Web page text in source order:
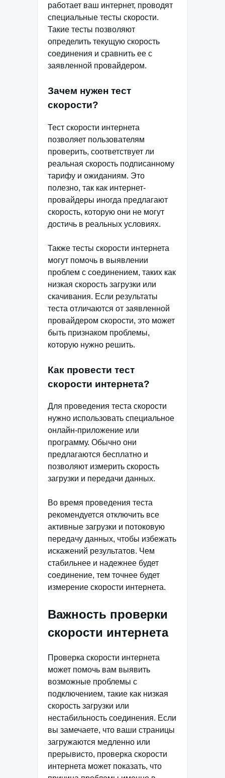
работает ваш интернет, проводят
специальные тесты скорости.
Такие тесты позволяют
определить текущую скорость
соединения и сравнить ее с
заявленной провайдером.
Зачем нужен тест
скорости?
Тест скорости интернета
позволяет пользователям
проверить, соответствует ли
реальная скорость подписанному
тарифу и ожиданиям. Это
полезно, так как интернет-
провайдеры иногда предлагают
скорость, которую они не могут
достичь в реальных условиях.
Также тесты скорости интернета
могут помочь в выявлении
проблем с соединением, таких как
низкая скорость загрузки или
скачивания. Если результаты
теста отличаются от заявленной
провайдером скорости, это может
быть признаком проблемы,
которую нужно решить.
Как провести тест
скорости интернета?
Для проведения теста скорости
нужно использовать специальное
онлайн-приложение или
программу. Обычно они
предлагаются бесплатно и
позволяют измерить скорость
загрузки и передачи данных.
Во время проведения теста
рекомендуется отключить все
активные загрузки и потоковую
передачу данных, чтобы избежать
искажений результатов. Чем
стабильнее и надежнее будет
соединение, тем точнее будет
измерение скорости интернета.
Важность проверки
скорости интернета
Проверка скорости интернета
может помочь вам выявить
возможные проблемы с
подключением, такие как низкая
скорость загрузки или
нестабильность соединения. Если
вы замечаете, что ваши страницы
загружаются медленно или
прерывисто, проверка скорости
интернета может показать, что